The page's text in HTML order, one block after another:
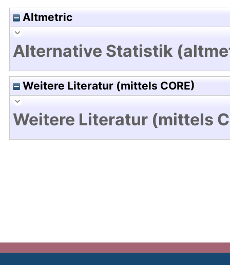
Altmetric
Alternative Statistik
Weitere Literatur (mittels CORE)
Weitere Literatur (mittels